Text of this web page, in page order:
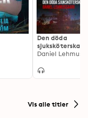
Den döda
sjuksköterskan
Daniel
Vis alle titler